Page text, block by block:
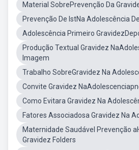
Material SobrePrevenção Da
Prevenção De IstNa Adolescência
Adolescência Primeiro
Produção Textual Gravidez
Imagem
Trabalho SobreGravidez Na
Convite Gravidez
Como Evitara Gravidez Na
Fatores Associadosa Gravidez Na
Maternidade Saudável Prevenção
Gravidez Folders